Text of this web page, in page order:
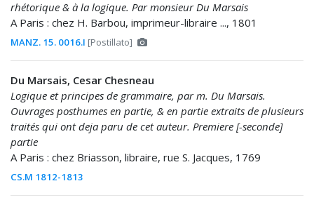
rhétorique & à la logique. Par monsieur Du Marsais
A Paris : chez H. Barbou, imprimeur-libraire ..., 1801
MANZ. 15. 0016.I [Postillato]
Du Marsais, Cesar Chesneau
Logique et principes de grammaire, par m. Du Marsais.
Ouvrages posthumes en partie, & en partie extraits de plusieurs
traités qui ont deja paru de cet auteur. Premiere [-seconde]
partie
A Paris : chez Briasson, libraire, rue S. Jacques, 1769
CS.M 1812-1813